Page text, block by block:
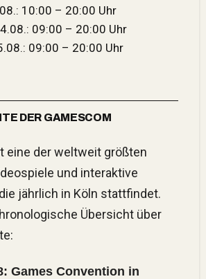
10:00 – 20:00 Uhr
09:00 – 20:00 Uhr
09:00 – 20:00 Uhr
DER GAMESCOM
und interaktive
jährlich in Köln stattfindet.
Übersicht über